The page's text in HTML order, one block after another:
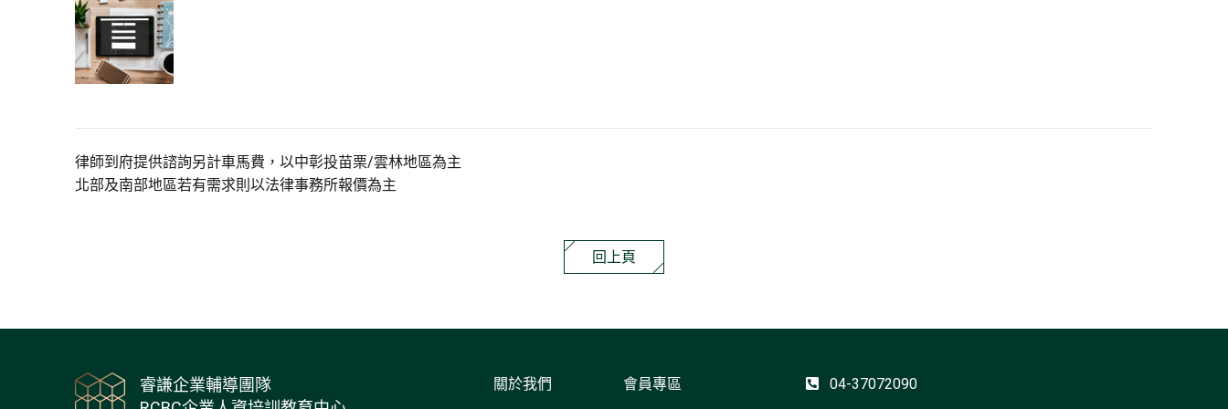
律師到府提供諮詢另計車馬費，以中彰投苗栗/雲林地區為主
北部及南部地區若有需求則以法律事務所報價為主
回上頁
睿謙企業輔導團隊
關於我們 會員專區 04-37072090